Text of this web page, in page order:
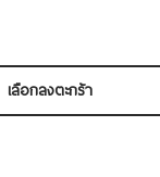
เลือกลงตะกร้า